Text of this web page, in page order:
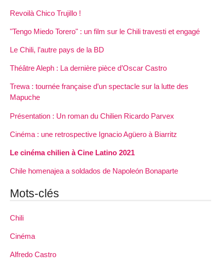
Revoilà Chico Trujillo !
"Tengo Miedo Torero" : un film sur le Chili travesti et engagé
Le Chili, l’autre pays de la BD
Théâtre Aleph : La dernière pièce d’Oscar Castro
Trewa : tournée française d’un spectacle sur la lutte des
Mapuche
Présentation : Un roman du Chilien Ricardo Parvex
Cinéma : une retrospective Ignacio Agüero à Biarritz
Le cinéma chilien à Cine Latino 2021
Chile homenajea a soldados de Napoleón Bonaparte
Mots-clés
Chili
Cinéma
Alfredo Castro